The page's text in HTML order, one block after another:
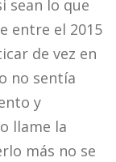
sean lo que
entre el 2015
de vez en
no sentía
y
llame la
más no se